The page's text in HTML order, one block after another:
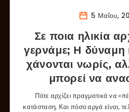
5 Μαΐου,
Σε ποια ηλικία
γερνάμε; Η δύναμη
χάνονται νωρίς,
μπορεί να
Πότε αρχίζει πραγματικά να
κατάσταση; Και πόσο αργά είναι,